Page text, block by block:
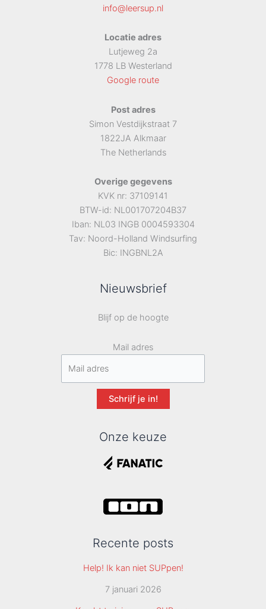
info@leersup.nl
Locatie adres
Lutjeweg 2a
1778 LB Westerland
Google route
Post adres
Simon Vestdijkstraat 7
1822JA Alkmaar
The Netherlands
Overige gegevens
KVK nr: 37109141
BTW-id: NL001707204B37
Iban: NL03 INGB 0004593304
Tav: Noord-Holland Windsurfing
Bic: INGBNL2A
Nieuwsbrief
Blijf op de hoogte
Mail adres
Schrijf je in!
Onze keuze
Recente posts
Help! Ik kan niet SUPpen!
7 januari 2026